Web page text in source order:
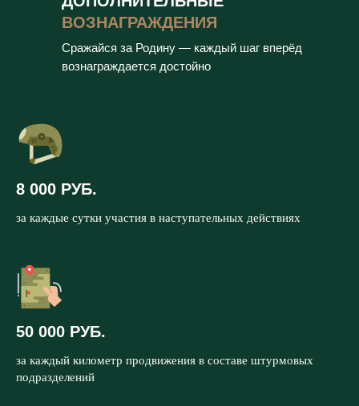
ВОЗНАГРАЖДЕНИЯ
Сражайся за Родину — каждый шаг вперёд
вознаграждается достойно
8 000 РУБ.
за каждые сутки участия в наступательных действиях
50 000 РУБ.
за каждый километр продвижения в составе штурмовых
подразделений